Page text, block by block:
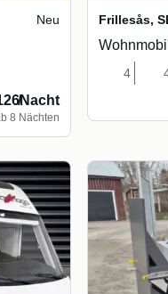
Neu
/Nacht
8 Nächten
Frillesås,
4